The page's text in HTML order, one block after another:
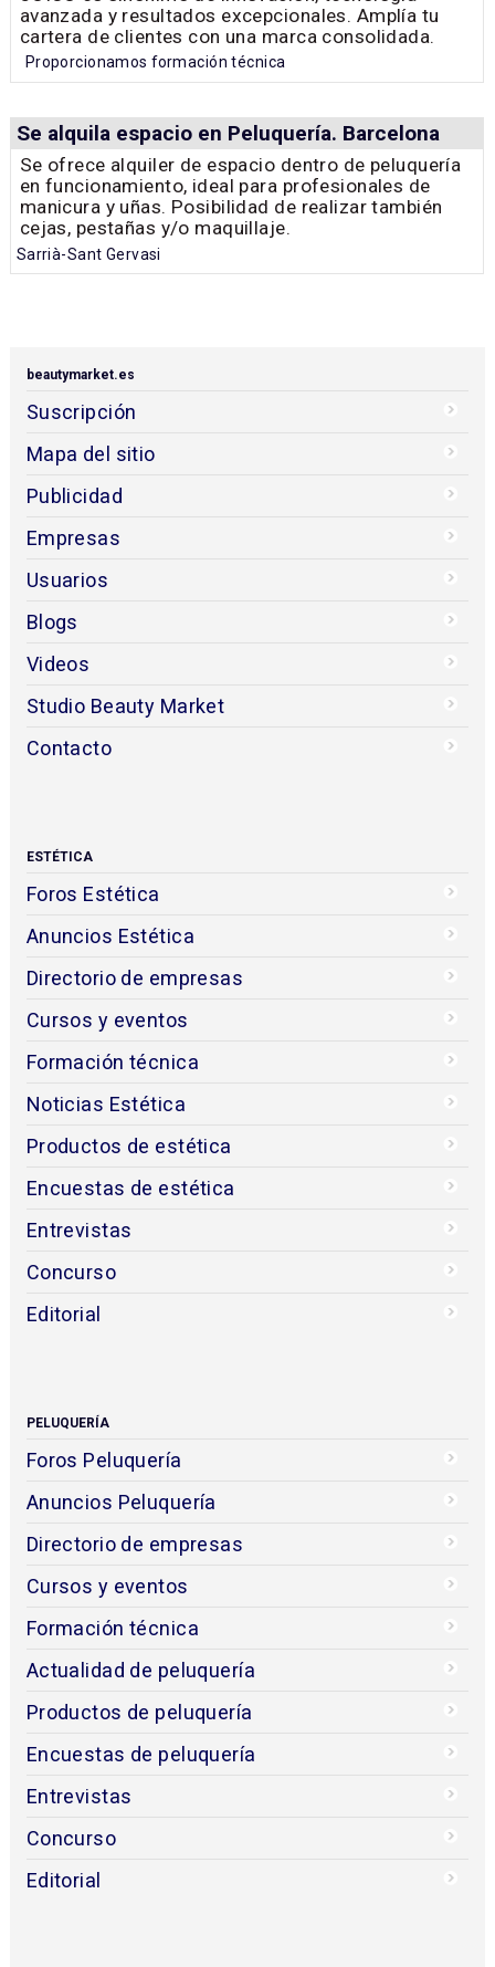
avanzada y resultados excepcionales. Amplía tu
cartera de clientes con una marca consolidada.
Proporcionamos formación técnica
Se alquila espacio en Peluquería. Barcelona
Se ofrece alquiler de espacio dentro de peluquería
en funcionamiento, ideal para profesionales de
manicura y uñas. Posibilidad de realizar también
cejas, pestañas y/o maquillaje.
Sarrià-Sant Gervasi
beautymarket.es
Suscripción
Mapa del sitio
Publicidad
Empresas
Usuarios
Blogs
Videos
Studio Beauty Market
Contacto
ESTÉTICA
Foros Estética
Anuncios Estética
Directorio de empresas
Cursos y eventos
Formación técnica
Noticias Estética
Productos de estética
Encuestas de estética
Entrevistas
Concurso
Editorial
PELUQUERÍA
Foros Peluquería
Anuncios Peluquería
Directorio de empresas
Cursos y eventos
Formación técnica
Actualidad de peluquería
Productos de peluquería
Encuestas de peluquería
Entrevistas
Concurso
Editorial